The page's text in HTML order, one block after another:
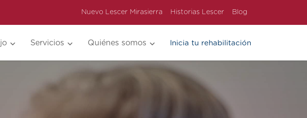
Nuevo Lescer Mirasierra Historias Lescer Blog
Servicios Quiénes somos Inicia tu rehabilitación